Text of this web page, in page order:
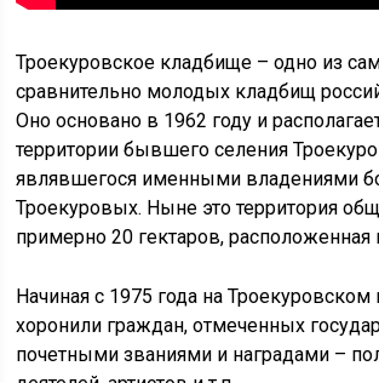
Троекуровское кладбище – одно из
сравнительно молодых кладбищ
Оно основано в 1962 году и
территории бывшего селения
являвшегося именными владениями
Троекуровых. Ныне это территория
примерно 20 гектаров,
Начиная с 1975 года на
хоронили граждан, отмеченных
почетными званиями и наградами –